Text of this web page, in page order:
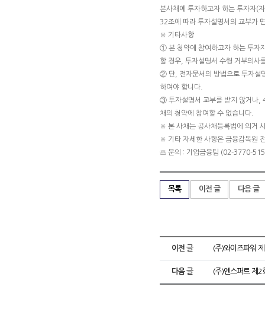
본사채에 투자하고자 하는 투자자(
32조에 따라 투자설명서의 교부가
※ 기타사항
① 본 청약에 참여하고자 하는 투자
할 경우, 투자설명서 수령 거부의사
② 단, 전자문서의 방법으로 투자설
하여야 합니다.
③ 투자설명서 교부를 받지 않거나,
채의 청약에 참여할 수 없습니다.
※ 본 사채는 공사채등록법에 의거
※ 기타 자세한 사항은 금융감독원
☏ 문의 : 기업금융팀 (02-3770-
목록 이전 글 다음 글
이전 글 (주)와이즈파워
다음 글 (주)엔스퍼트 제2